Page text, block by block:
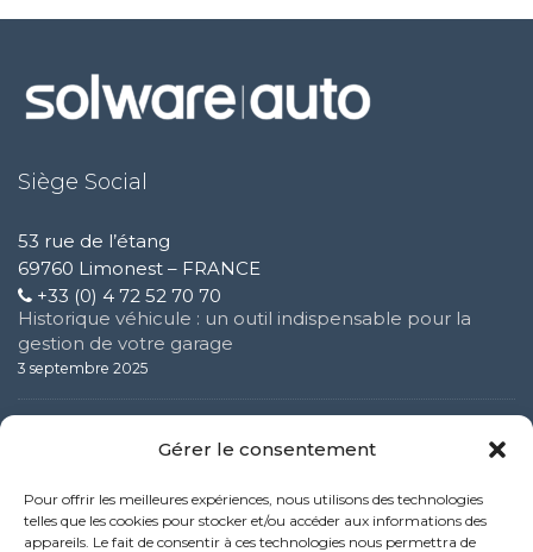
Gérer le consentement
Pour offrir les meilleures expériences, nous utilisons des technologies
telles que les cookies pour stocker et/ou accéder aux informations des
appareils. Le fait de consentir à ces technologies nous permettra de
Siège Social
53 rue de l’étang
69760 Limonest – FRANCE
+33 (0) 4 72 52 70 70
Historique véhicule : un outil indispensable pour la
gestion de votre garage
3 septembre 2025
événement clé pour les professionnels de
3 février 2025